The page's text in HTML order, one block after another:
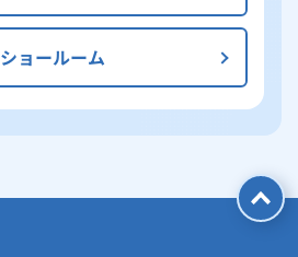
ショールーム